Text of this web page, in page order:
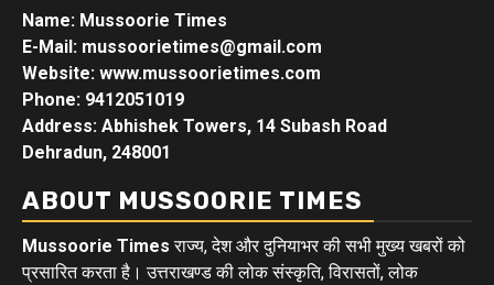
Name: Mussoorie Times
E-Mail: mussoorietimes@gmail.com
Website: www.mussoorietimes.com
Phone: 9412051019
Address: Abhishek Towers, 14 Subash Road
Dehradun, 248001
ABOUT MUSSOORIE TIMES
Mussoorie Times राज्य, देश और दुनियाभर की सभी मुख्य खबरों को
प्रसारित करता है। उत्तराखण्ड की लोक संस्कृति, विरासतों, लोक